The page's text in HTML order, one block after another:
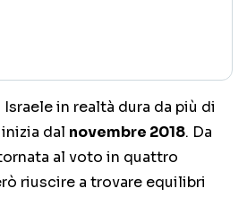
in realtà dura da più di
dal novembre 2018. Da
al voto in quattro
riuscire a trovare equilibri